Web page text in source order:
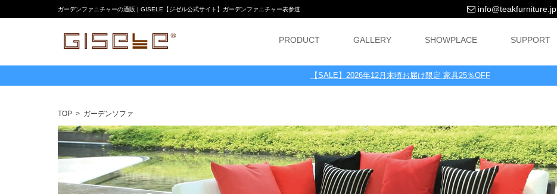
ガーデンファニチャーの通販 | GISELE【ジゼル公式サイト】ガーデンファニチャー表参道 info@teakfurniture.jp
PRODUCT GALLERY SHOWPLACE SUPPORT
【SALE】2026年12月末頃お届け限定 家具25％OFF
TOP ガーデンソファ